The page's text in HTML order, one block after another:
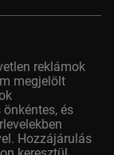
reklámok
megjelölt
és
Hozzájárulás